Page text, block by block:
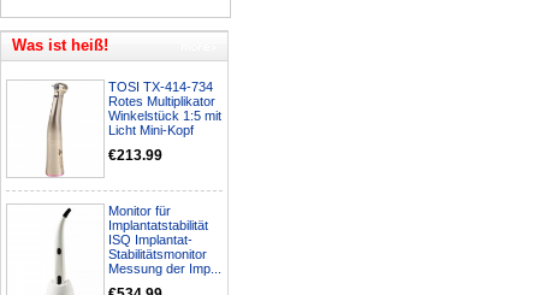
Was ist heiß!
TOSI TX-414-734
Rotes Multiplikator
Winkelstück 1:5 mit
Licht Mini-Kopf
€213.99
Monitor für
Implantatstabilität
ISQ Implantat-
Stabilitätsmonitor
Messung der Imp...